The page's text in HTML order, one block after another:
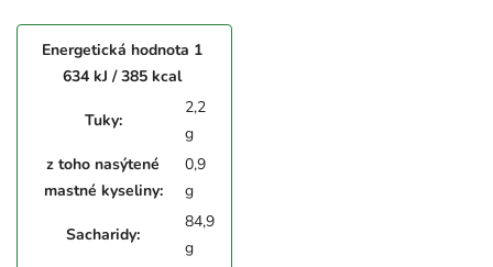
Energetická hodnota 1
634 kJ / 385 kcal
Tuky:
2,2
g
z toho nasýtené
mastné kyseliny:
0,9
g
Sacharidy:
84,9
g